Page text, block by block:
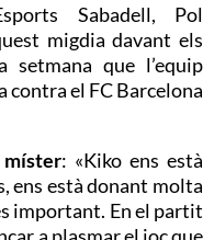
Sabadell, Pol
migdia davant els
setmana que l’equip
contra el FC Barcelona
: «Kiko ens està
ens està donant molta
important. En el partit